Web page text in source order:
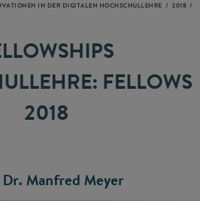
IN DER DIGITALEN HOCHSCHULLEHRE 2018
FELLOWS
2018
Manfred Meyer